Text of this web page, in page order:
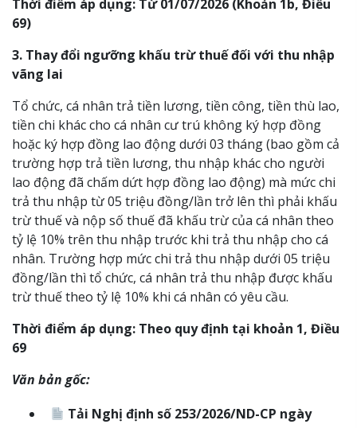
Thời điểm áp dụng: Từ 01/07/2026 (Khoản 1b, Điều
69)
3. Thay đổi ngưỡng khấu trừ thuế đối với thu nhập
vãng lai
Tổ chức, cá nhân trả tiền lương, tiền công, tiền thù lao,
tiền chi khác cho cá nhân cư trú không ký hợp đồng
hoặc ký hợp đồng lao động dưới 03 tháng (bao gồm cả
trường hợp trả tiền lương, thu nhập khác cho người
lao động đã chấm dứt hợp đồng lao động) mà mức chi
trả thu nhập từ 05 triệu đồng/lần trở lên thì phải khấu
trừ thuế và nộp số thuế đã khấu trừ của cá nhân theo
tỷ lệ 10% trên thu nhập trước khi trả thu nhập cho cá
nhân. Trường hợp mức chi trả thu nhập dưới 05 triệu
đồng/lần thì tổ chức, cá nhân trả thu nhập được khấu
trừ thuế theo tỷ lệ 10% khi cá nhân có yêu cầu.
Thời điểm áp dụng: Theo quy định tại khoản 1, Điều
69
Văn bản gốc:
Tải Nghị định số 253/2026/ND-CP ngày